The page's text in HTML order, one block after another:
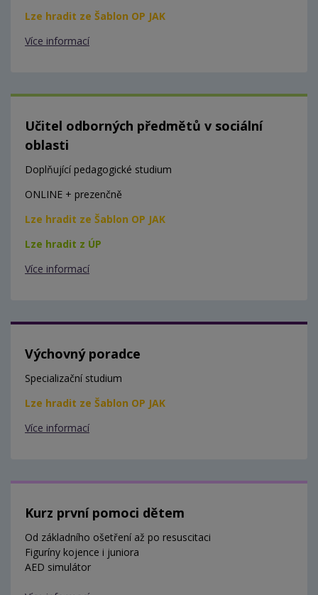
Lze hradit ze Šablon OP JAK
Více informací
Učitel odborných předmětů v sociální
oblasti
Doplňující pedagogické studium
ONLINE + prezenčně
Lze hradit ze Šablon OP JAK
Lze hradit z ÚP
Více informací
Výchovný poradce
Specializační studium
Lze hradit ze Šablon OP JAK
Více informací
Kurz první pomoci dětem
Od základního ošetření až po resuscitaci
Figuríny kojence i juniora
AED simulátor